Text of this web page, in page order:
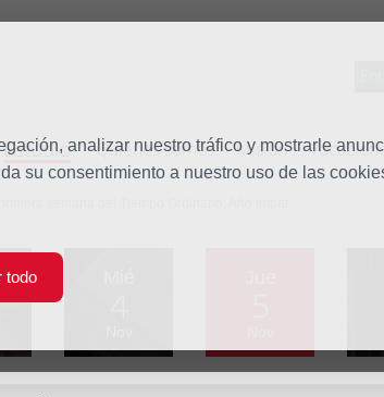
analizar nuestro tráfico y mostrarle
su consentimiento a nuestro uso de las
todo
Estudio Quiénes somos Misión
semana del Tiempo Ordinario, Año impar